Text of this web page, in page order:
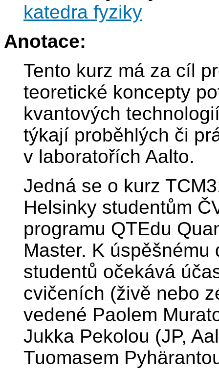
katedra fyziky
Anotace:
Tento kurz má za cíl
teoretické koncepty
kvantových
týkají proběhlých či
v laboratořích Aalto.
Jedná se o kurz
Helsinky studentům
programu QTEdu
Master. K
studentů očekává
cvičeních (živě nebo
vedené Paolem
Jukka Pekolou (JP,
Tuomasem